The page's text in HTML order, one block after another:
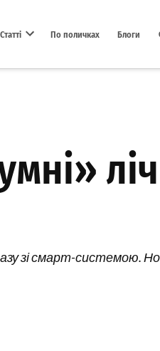
Статті По поличках Блоги
зі смарт-системою.